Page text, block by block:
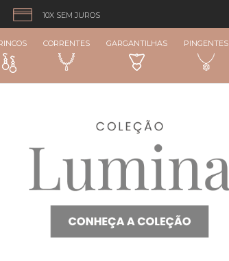
10X SEM JUROS
CORRENTES GARGANTILHAS PINGENTES